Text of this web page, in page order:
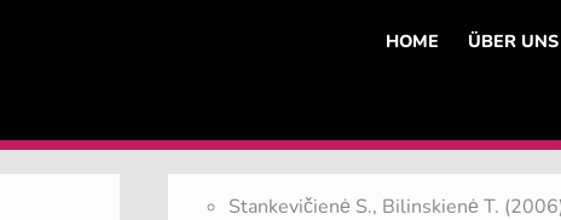
HOME ÜBER UNS
Stankevičienė S., Bilinskienė T.